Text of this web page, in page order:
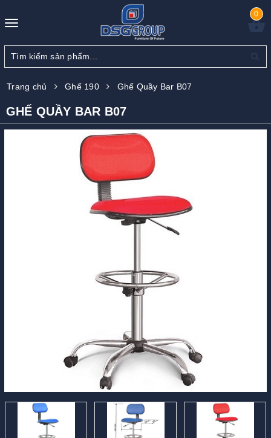
Toggle
0
Trang chủ Ghế 190 Ghế Quầy Bar B07
GHẾ QUẦY BAR B07